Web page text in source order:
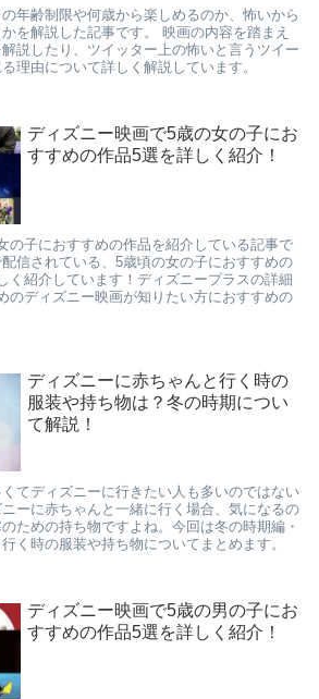
年齢制限や何歳から楽しめるのか、怖いから
を解説した記事です。 映画の内容を踏まえ
説したり、ツイッター上の怖いと言うツイー
理由について詳しく解説しています。
ディズニー映画で5歳の女の子にお
すすめの作品5選を詳しく紹介！
の子におすすめの作品を紹介している記事で
信されている、5歳頃の女の子におすすめの
く紹介しています！ディズニープラスの詳細
のディズニー映画が知りたい方におすすめの
ディズニーに赤ちゃんと行く時の
服装や持ち物は？冬の時期につい
て解説！
てディズニーに行きたい人も多いのではない
ーに赤ちゃんと一緒に行く場合、気になるの
ための持ち物ですよね。今回は冬の時期編・
く時の服装や持ち物についてまとめます。
ディズニー映画で5歳の男の子にお
すすめの作品5選を詳しく紹介！